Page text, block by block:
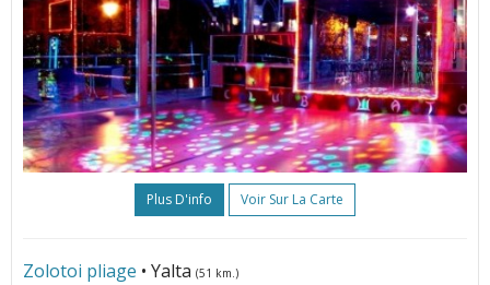
Plus D'info Voir Sur La Carte
Zolotoi pliage • Yalta (51 km.)